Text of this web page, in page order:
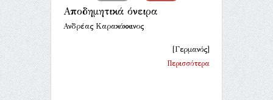
Αποδημητικά όνειρα
Ανδρέας Καρακόκκινος
[Γερμανός]
Περισσότερα